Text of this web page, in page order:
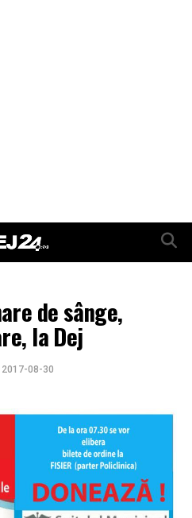
de sânge,
la Dej
2017-08-30